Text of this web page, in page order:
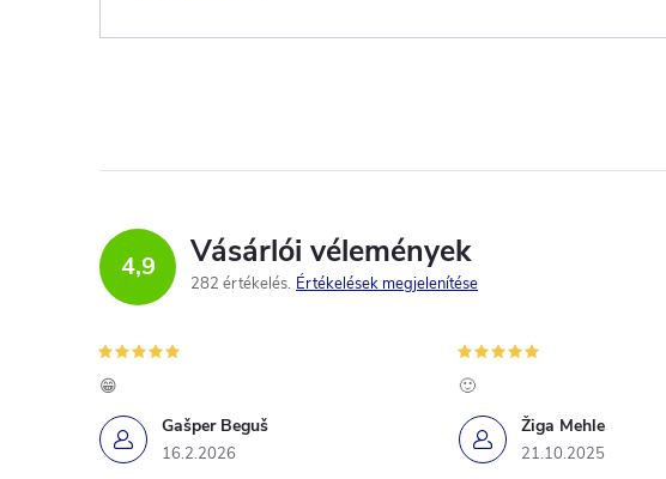
4,9 Vásárlói vélemények
282 értékelés Értékelések megjelenítése
Gašper Beguš
16.2.2026
😁
Žiga Mehle
21.10.2025
🙂